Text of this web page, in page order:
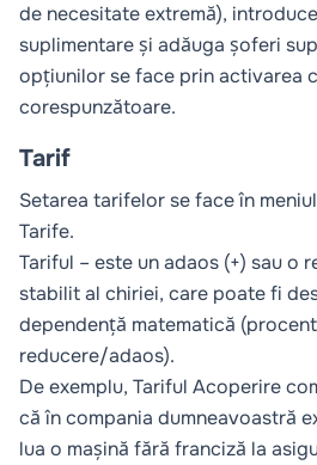
de necesitate extremă),
suplimentare și adăuga șoferi
opțiunilor se face prin activarea
corespunzătoare.
Tarif
Setarea tarifelor se face în
Tarife.
Tariful – este un adaos (+) sau o
stabilit al chiriei, care poate fi
dependență matematică
reducere/adaos).
De exemplu, Tariful Acoperire
că în compania dumneavoastră
lua o mașină fără franciză la